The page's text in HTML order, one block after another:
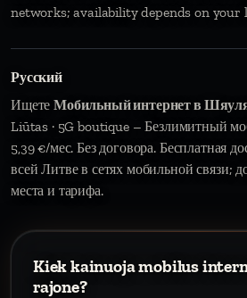
networks; availability depends on your
Русский
ИщетеМобильный интернет в
Liūtas · 5G boutique – Безлимитный
5,39 €/мес. Без договора. Бесплатная
всей Литве в сетях мобильной связи;
места и тарифа.
Kiek kainuoja mobilus
rajone?